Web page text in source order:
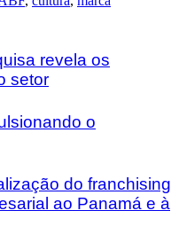
revela os
setor
o
do franchising
ao Panamá e à